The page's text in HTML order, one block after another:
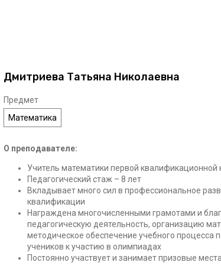
Дмитриева Татьяна Николаевна
Предмет
Математика
О преподавателе:
Учитель математики первой квалификационной
Педагогический стаж – 8 лет
Вкладывает много сил в профессиональное
квалификации
Награждена многочисленными грамотами и
педагогическую деятельность, организацию
методическое обеспечение учебного процесса
учеников к участию в олимпиадах
Постоянно участвует и занимает призовые